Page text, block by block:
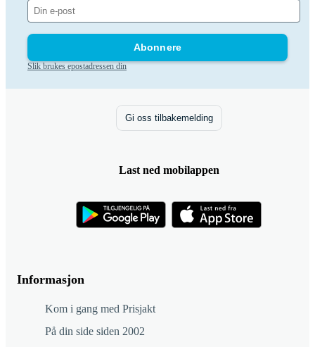
Abonnere
Slik brukes epostadressen din
Informasjon
Kom i gang med Prisjakt
På din side siden 2002
Gi oss tilbakemelding
Last ned mobilappen